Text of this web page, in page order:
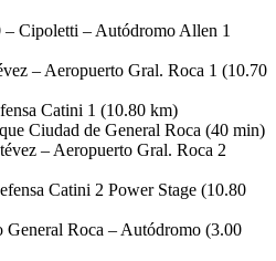
– Cipoletti – Autódromo Allen 1
– Aeropuerto Gral. Roca 1 (10.70
Catini 1 (10.80 km)
Ciudad de General Roca (40 min)
– Aeropuerto Gral. Roca 2
Catini 2 Power Stage (10.80
General Roca – Autódromo (3.00